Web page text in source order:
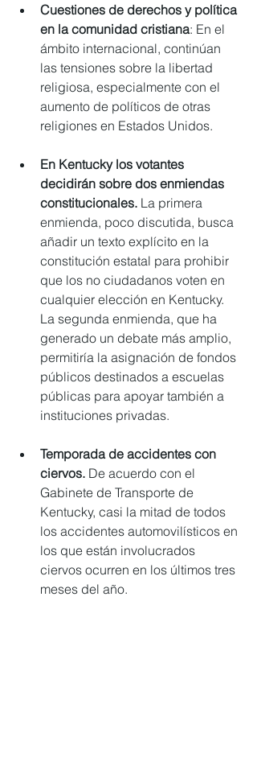
Cuestiones de derechos y política
en la comunidad cristiana: En el
ámbito internacional, continúan
las tensiones sobre la libertad
religiosa, especialmente con el
aumento de políticos de otras
religiones en Estados Unidos.
En Kentucky los votantes
decidirán sobre dos enmiendas
constitucionales. La primera
enmienda, poco discutida, busca
añadir un texto explícito en la
constitución estatal para prohibir
que los no ciudadanos voten en
cualquier elección en Kentucky.
La segunda enmienda, que ha
generado un debate más amplio,
permitiría la asignación de fondos
públicos destinados a escuelas
públicas para apoyar también a
instituciones privadas.
Temporada de accidentes con
ciervos. De acuerdo con el
Gabinete de Transporte de
Kentucky, casi la mitad de todos
los accidentes automovilísticos en
los que están involucrados
ciervos ocurren en los últimos tres
meses del año.